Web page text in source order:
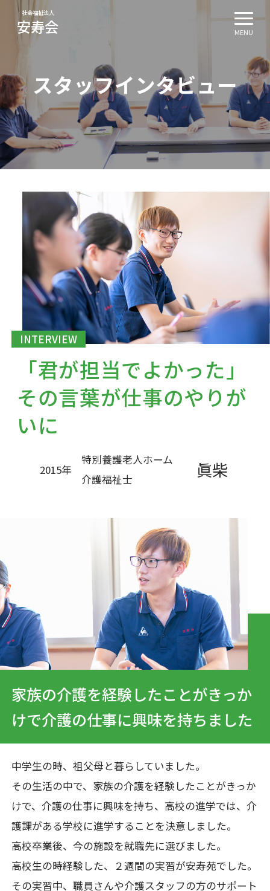
社会福祉法人
安寿会 MENU
スタッフインタビュー
INTERVIEW
「君が担当でよかった」
その言葉が仕事のやりが
いに
2015年
特別養護老人ホーム
介護福祉士
眞柴
家族の介護を経験したことがきっか
けで介護の仕事に興味を持ちました
中学生の時、祖父母と暮らしていました。
その生活の中で、家族の介護を経験したことがきっか
けで、介護の仕事に興味を持ち、 高校の進学では、介
護課がある学校に進学することを決意しました。
高校卒業後、今の施設を就職先に選びました。
高校生の時経験した、２週間の実習が安寿苑でした。
その実習中、職員さんや介護スタッフの方のサポート